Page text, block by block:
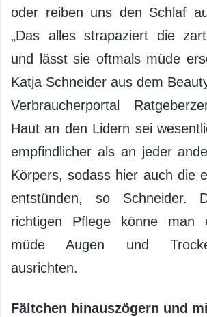
oder reiben uns den Schlaf
„Das alles strapaziert die
und lässt sie oftmals müde
Katja Schneider aus dem
Verbraucherportal
Haut an den Lidern sei
empfindlicher als an jeder
Körpers, sodass hier auch die
entstünden, so Schneider.
richtigen Pflege könne man
müde Augen und
ausrichten.
Fältchen hinauszögern und